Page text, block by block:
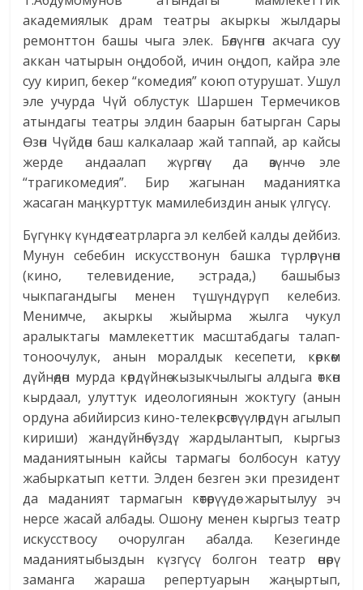
академиялык драм театры акыркы жылдары
ремонттон башы чыга элек. Бөлүнгөн акчага суу
аккан чатырын оңдобой, ичин оңдоп, кайра эле
суу кирип, бекер “комедия” коюп отурушат. Ушул
эле учурда Чүй облустук Шаршен Термечиков
атындагы театры элдин баарын батырган Сары
Өзөн Чүйдөн баш калкалаар жай таппай, ар кайсы
жерде андаалап жүргөнү да өзүнчө эле
“трагикомедия”. Бир жагынан маданиятка
жасаган маңкурттук мамилебиздин анык үлгүсү.
Бүгүнкү күндө театрларга эл келбей калды дейбиз.
Мунун себебин искусствонун башка түрлөрүнөн
(кино, телевидение, эстрада,) башыбыз
чыкпагандыгы менен түшүндүрүп келебиз.
Менимче, акыркы жыйырма жылга чукул
аралыктагы мамлекеттик масштабдагы талап-
тоноочулук, анын моралдык кесепети, көркөм
дүйнөдөн мурда көрдүйнө кызыкчылыгы алдыга өткөн
кырдаал, улуттук идеологиянын жоктугу (анын
ордуна абийирсиз кино-телекөрсөтүүлөрдүн агылып
кириши) жандүйнөбүздү жардылантып, кыргыз
маданиятынын кайсы тармагы болбосун катуу
жабыркатып кетти. Элден безген эки президент
да маданият тармагын көтөрүүдө жарытылуу эч
нерсе жасай албады. Ошону менен кыргыз театр
искусствосу очорулган абалда. Кезегинде
маданиятыбыздын күзгүсү болгон театр өнөрү
заманга жараша репертуарын жаңыртып,